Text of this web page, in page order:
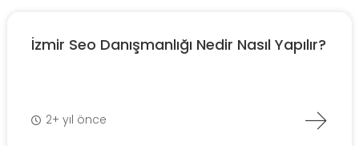
İzmir Seo Danışmanlığı Nedir Nasıl Yapılır?
2+ yıl önce